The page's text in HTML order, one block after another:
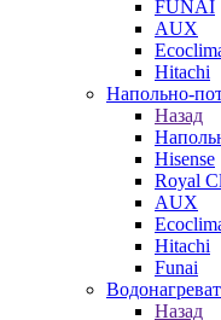
FUNAI
AUX
Hitachi
Напольно-
Назад
Hisense
Royal
AUX
Hitachi
Funai
Назад